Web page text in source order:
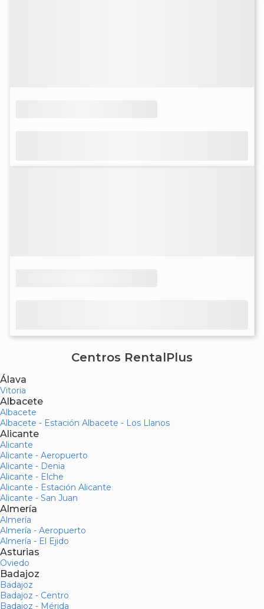
Centros RentalPlus
Álava
Vitoria
Albacete
Albacete
Albacete - Estación Albacete - Los Llanos
Alicante
Alicante
Alicante - Aeropuerto
Alicante - Denia
Alicante - Elche
Alicante - Estación Alicante
Alicante - San Juan
Almería
Almería
Almería - Aeropuerto
Almería - El Ejido
Asturias
Oviedo
Badajoz
Badajoz
Badajoz - Centro
Badajoz - Mérida